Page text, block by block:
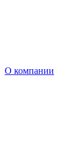
О компании